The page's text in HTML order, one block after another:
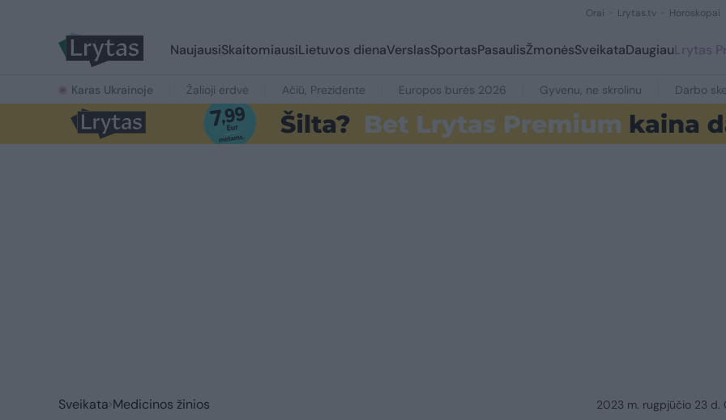
Orai Lrytas.tv Horoskopai
NaujausiSkaitomiausiLietuvos dienaVerslasSportasPasaulisŽmonėsSveikataDaugiauLrytas
Karas Ukrainoje Žalioji erdvė Ačiū, Prezidente Europos burės 2026 Gyvenu, ne skrolinu Darbo
Sveikata Medicinos žinios 2023 m. rugpjūčio 23 d.